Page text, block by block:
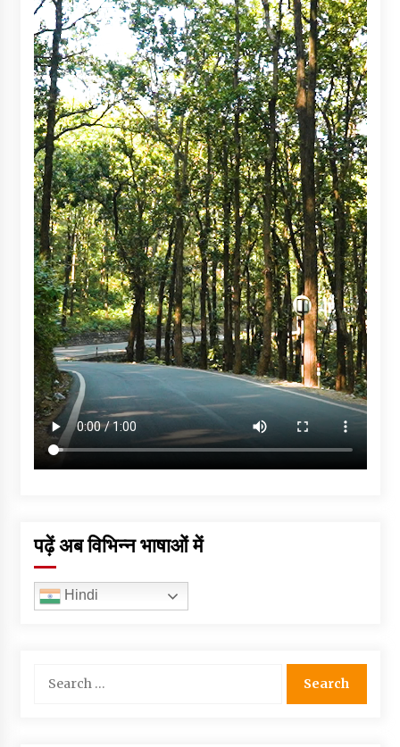
पढ़ें अब विभिन्न भाषाओं में
Hindi
for: